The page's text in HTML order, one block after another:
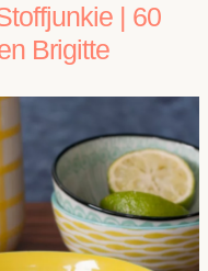
| 60
Brigitte